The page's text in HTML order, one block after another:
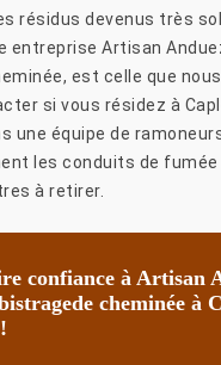
résidus devenus très
entreprise Artisan
est celle que
si vous résidez à
une équipe de
les conduits de fumée
à retirer.
confiance à Artisan
cheminée à